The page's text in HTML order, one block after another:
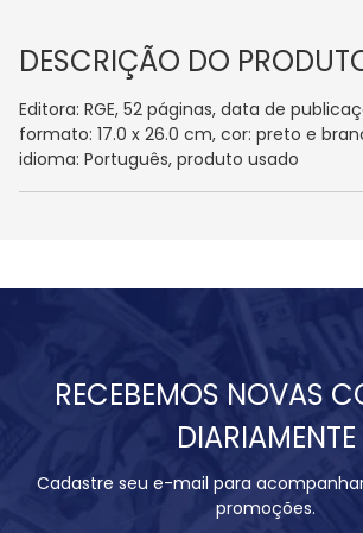
DESCRIÇÃO DO
Editora: RGE, 52 páginas, data de
formato: 17.0 x 26.0 cm, cor: preto e
idioma: Português, produto usado
RECEBEMOS NOVAS
DIARIAMENTE
Cadastre seu e-mail para
promoções.